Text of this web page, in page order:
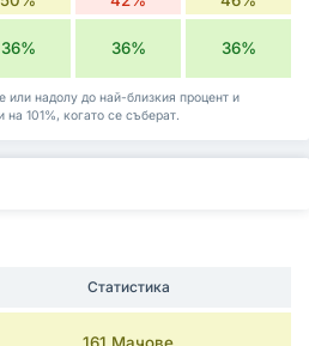
36% 36% 36%
или надолу до най-близкия процент и
101%, когато се съберат.
Статистика